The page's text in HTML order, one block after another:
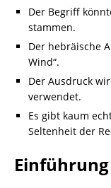
Der Begriff
stammen.
Der hebräische
Wind“.
Der Ausdruck
verwendet.
Es gibt kaum
Seltenheit der